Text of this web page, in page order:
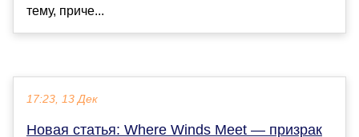
тему, приче...
17:23, 13 Дек
Новая статья: Where Winds Meet — призрак